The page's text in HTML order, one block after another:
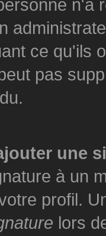
n'a
ce qu'ils
pas
une
à un
profil.
lors